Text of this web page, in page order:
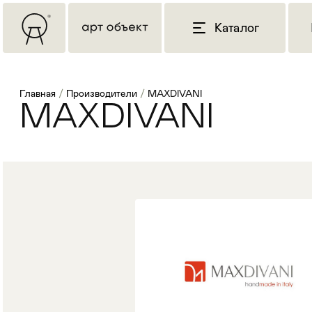
Каталог
Главная / Производители / MAXDIVANI
MAXDIVANI